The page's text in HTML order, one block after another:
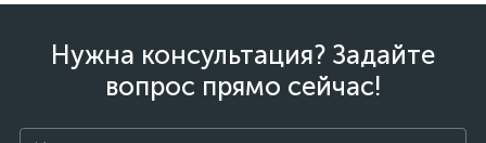
Нужна консультация? Задайте
вопрос прямо сейчас!